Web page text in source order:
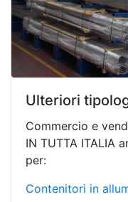
Ulteriori
Commercio e
IN TUTTA ITALIA
per:
Contenitori in